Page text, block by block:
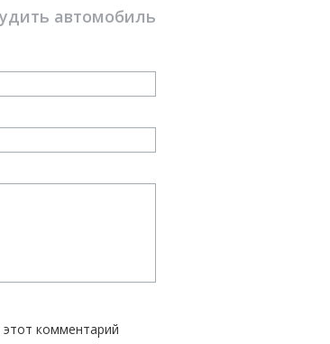
автомобиль
комментарий